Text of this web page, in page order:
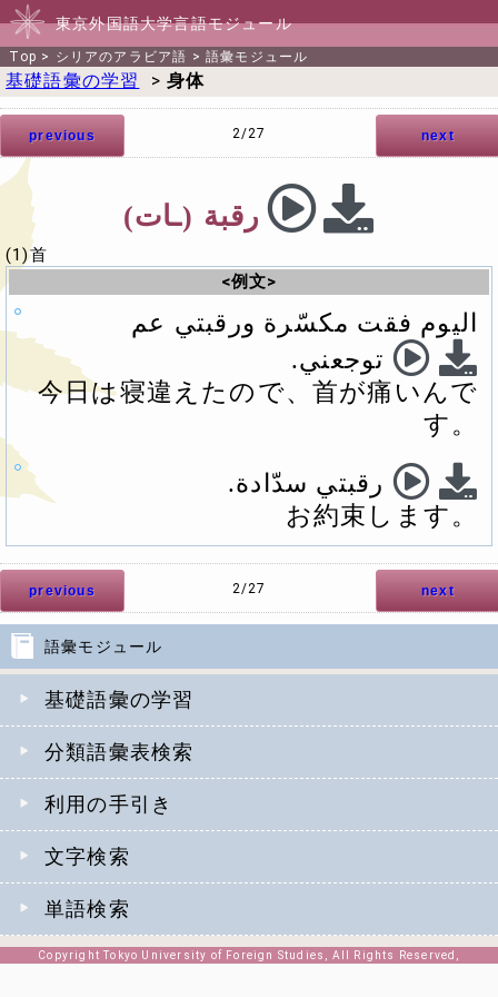
東京外国語大学言語モジュール
Top > シリアのアラビア語 >語彙モジュール
語彙モジュール
基礎語彙の学習
分類語彙表検索
利用の手引き
文字検索
単語検索
基礎語彙の学習 >身体
previous next
2/27
رقبة (ـات)‏
(1)首
<例文>
اليوم فقت مكسّرة ورقبتي عم
توجعني.‏
今日は寝違えたので、首が痛いんで
す。
رقبتي سدّادة.‏
お約束します。
previous next
2/27
Copyright Tokyo University of Foreign Studies, All Rights Reserved,